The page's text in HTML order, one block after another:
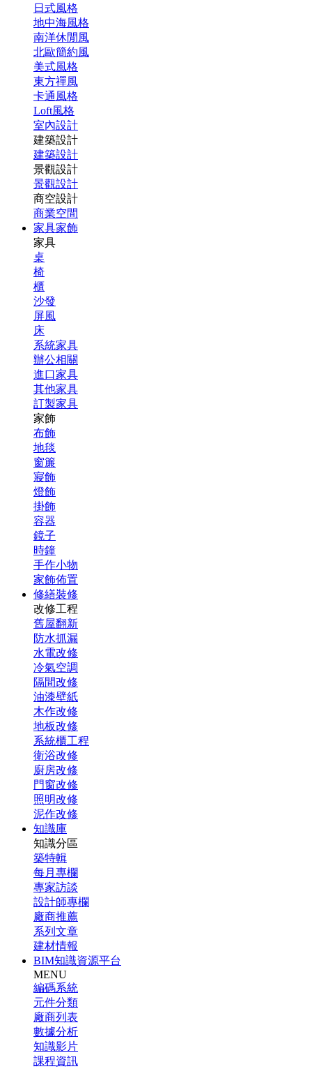
日式風格
地中海風格
南洋休閒風
北歐簡約風
美式風格
東方禪風
卡通風格
Loft風格
室內設計
建築設計
建築設計
景觀設計
景觀設計
商空設計
商業空間
家具家飾
家具
桌
椅
櫃
沙發
屏風
床
系統家具
辦公相關
進口家具
其他家具
訂製家具
家飾
布飾
地毯
窗簾
寢飾
燈飾
掛飾
容器
鏡子
時鐘
手作小物
家飾佈置
修繕裝修
改修工程
舊屋翻新
防水抓漏
水電改修
冷氣空調
隔間改修
油漆壁紙
木作改修
地板改修
系統櫃工程
衛浴改修
廚房改修
門窗改修
照明改修
泥作改修
知識庫
知識分區
築特輯
每月專欄
專家訪談
設計師專欄
廠商推薦
系列文章
建材情報
BIM知識資源平台
MENU
編碼系統
元件分類
廠商列表
數據分析
知識影片
課程資訊